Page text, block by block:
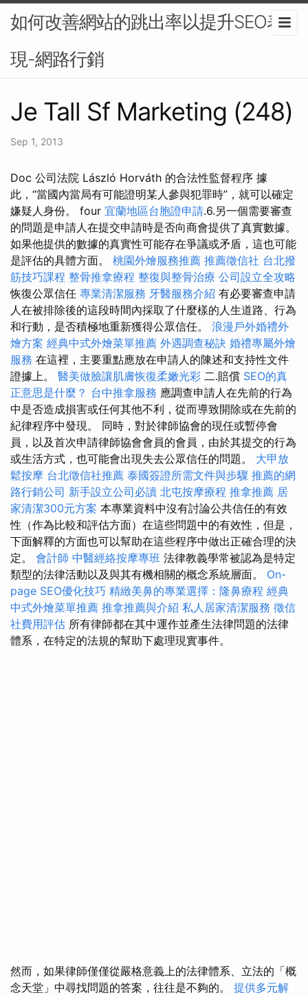
如何改善網站的跳出率以提升SEO表
現-網路行銷
Je Tall Sf Marketing (248)
Sep 1, 2013
Doc 公司法院 László Horváth 的合法性監督程序 據
此，“當國內當局有可能證明某人參與犯罪時”，就可以確定
嫌疑人身份。 four 宜蘭地區台胞證申請.6.另一個需要審查
的問題是申請人在提交申請時是否向商會提供了真實數據。
如果他提供的數據的真實性可能存在爭議或矛盾，這也可能
是評估的具體方面。 桃園外燴服務推薦 推薦徵信社 台北撥
筋技巧課程 整骨推拿療程 整復與整骨治療 公司設立全攻略
恢復公眾信任 專業清潔服務 牙醫服務介紹 有必要審查申請
人在被排除後的這段時間內採取了什麼樣的人生道路、行為
和行動，是否積極地重新獲得公眾信任。 浪漫戶外婚禮外
燴方案 經典中式外燴菜單推薦 外遇調查秘訣 婚禮專屬外燴
服務 在這裡，主要重點應放在申請人的陳述和支持性文件
證據上。 醫美做臉讓肌膚恢復柔嫩光彩 二.賠償 SEO的真
正意思是什麼？ 台中推拿服務 應調查申請人在先前的行為
中是否造成損害或任何其他不利，從而導致開除或在先前的
紀律程序中發現。 同時，對於律師協會的現任或暫停會
員，以及首次申請律師協會會員的會員，由於其提交的行為
或生活方式，也可能會出現失去公眾信任的問題。 大甲放
鬆按摩 台北徵信社推薦 泰國簽證所需文件與步驟 推薦的網
路行銷公司 新手設立公司必讀 北屯按摩療程 推拿推薦 居
家清潔300元方案 本專業資料中沒有討論公共信任的有效
性（作為比較和評估方面）在這些問題中的有效性，但是，
下面解釋的方面也可以幫助在這些程序中做出正確合理的決
定。 會計師 中醫經絡按摩專班 法律教義學常被認為是特定
類型的法律活動以及與其有機相關的概念系統層面。 On-
page SEO優化技巧 精緻美鼻的專業選擇：隆鼻療程 經典
中式外燴菜單推薦 推拿推薦與介紹 私人居家清潔服務 徵信
社費用評估 所有律師都在其中運作並產生法律問題的法律
體系，在特定的法規的幫助下處理現實事件。
然而，如果律師僅僅從嚴格意義上的法律體系、立法的「概
念天堂」中尋找問題的答案，往往是不夠的。 提供多元解